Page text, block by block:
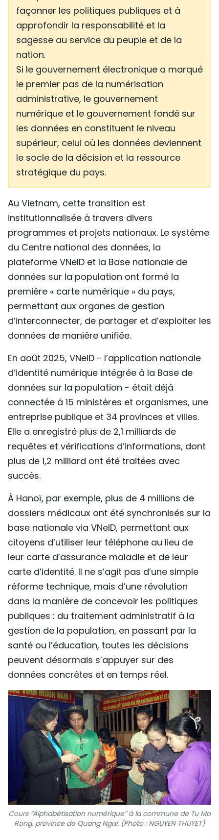
façonner les politiques publiques et à
approfondir la responsabilité et la
sagesse au service du peuple et de la
nation.
Si le gouvernement électronique a marqué
le premier pas de la numérisation
administrative, le gouvernement
numérique et le gouvernement fondé sur
les données en constituent le niveau
supérieur, celui où les données deviennent
le socle de la décision et la ressource
stratégique du pays.
Au Vietnam, cette transition est
institutionnalisée à travers divers
programmes et projets nationaux. Le système
du Centre national des données, la
plateforme VNeID et la Base nationale de
données sur la population ont formé la
première « carte numérique » du pays,
permettant aux organes de gestion
d’interconnecter, de partager et d’exploiter les
données de manière unifiée.
En août 2025, VNeID - l’application nationale
d’identité numérique intégrée à la Base de
données sur la population - était déjà
connectée à 15 ministères et organismes, une
entreprise publique et 34 provinces et villes.
Elle a enregistré plus de 2,1 milliards de
requêtes et vérifications d’informations, dont
plus de 1,2 milliard ont été traitées avec
succès.
À Hanoï, par exemple, plus de 4 millions de
dossiers médicaux ont été synchronisés sur la
base nationale via VNeID, permettant aux
citoyens d’utiliser leur téléphone au lieu de
leur carte d’assurance maladie et de leur
carte d’identité. Il ne s’agit pas d’une simple
réforme technique, mais d’une révolution
dans la manière de concevoir les politiques
publiques : du traitement administratif à la
gestion de la population, en passant par la
santé ou l’éducation, toutes les décisions
peuvent désormais s’appuyer sur des
données concrètes et en temps réel.
Cours “Alphabétisation numérique” à la commune de Tu Mo
Rong, province de Quang Ngai. (Photo : NGUYEN THUYET)